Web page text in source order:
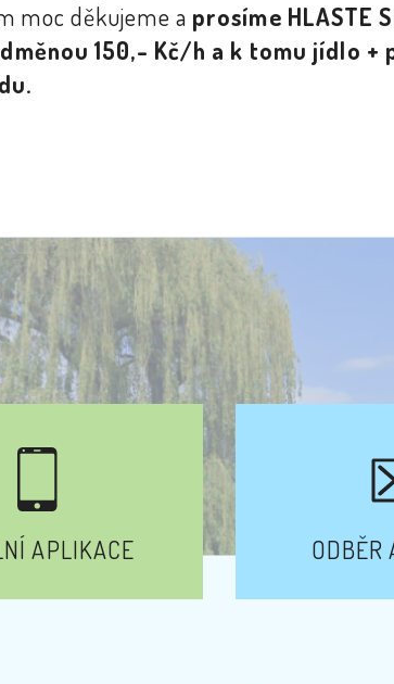
moc děkujeme a prosíme HLASTE
150,- Kč/h a k tomu jídlo +
APLIKACE ODBĚR